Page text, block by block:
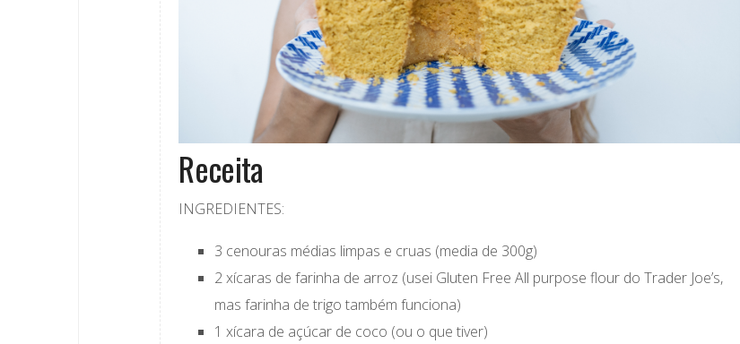
Receita
INGREDIENTES:
3 cenouras médias limpas e cruas (media de 300g)
2 xícaras de farinha de arroz (usei Gluten Free All purpose flour do Trader Joe’s,
mas farinha de trigo também funciona)
1 xícara de açúcar de coco (ou o que tiver)